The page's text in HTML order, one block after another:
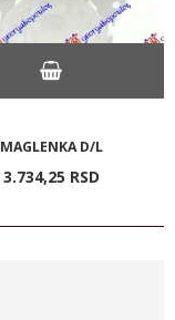
MAGLENKA D/L
3.734,25 RSD